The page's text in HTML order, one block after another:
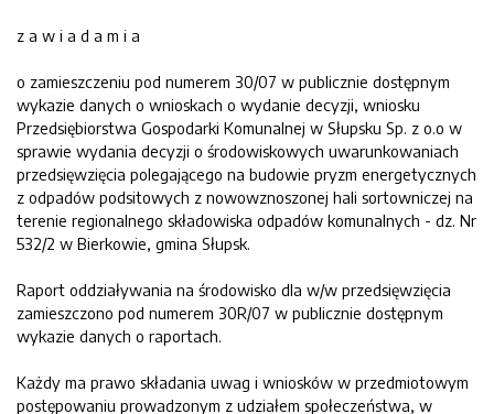
z a w i a d a m i a
o zamieszczeniu pod numerem 30/07 w publicznie dostępnym
wykazie danych o wnioskach o wydanie decyzji, wniosku
Przedsiębiorstwa Gospodarki Komunalnej w Słupsku Sp. z o.o w
sprawie wydania decyzji o środowiskowych uwarunkowaniach
przedsięwzięcia polegającego na budowie pryzm energetycznych
z odpadów podsitowych z nowowznoszonej hali sortowniczej na
terenie regionalnego składowiska odpadów komunalnych - dz. Nr
532/2 w Bierkowie, gmina Słupsk.
Raport oddziaływania na środowisko dla w/w przedsięwzięcia
zamieszczono pod numerem 30R/07 w publicznie dostępnym
wykazie danych o raportach.
Każdy ma prawo składania uwag i wniosków w przedmiotowym
postępowaniu prowadzonym z udziałem społeczeństwa, w